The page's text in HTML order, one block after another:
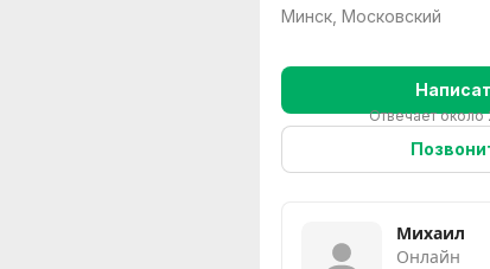
Минск, Московский
Отвечает около
Михаил
Онлайн